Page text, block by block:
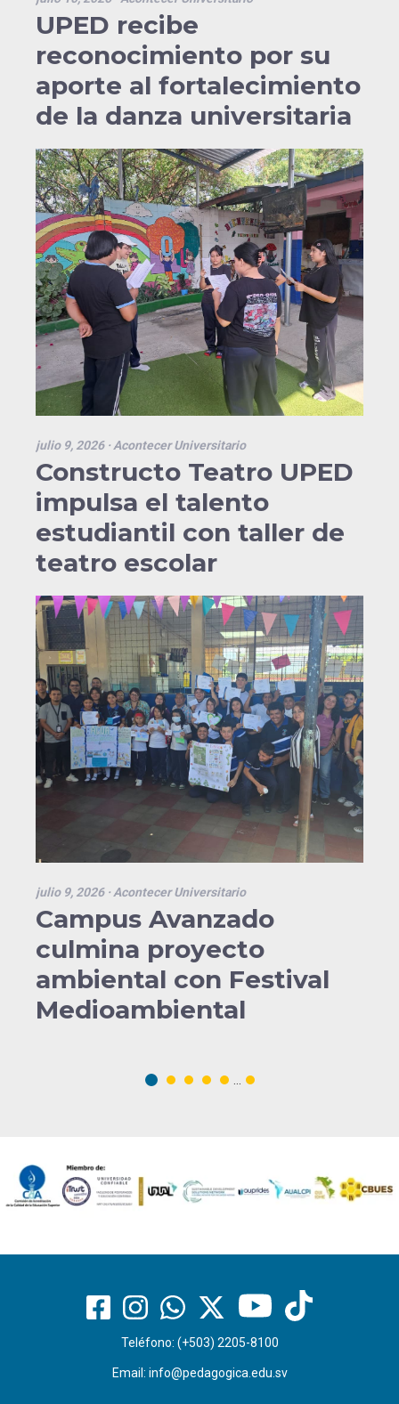
UPED recibe
reconocimiento por su
aporte al fortalecimiento
de la danza universitaria
julio 9, 2026· Acontecer Universitario
Constructo Teatro UPED
impulsa el talento
estudiantil con taller de
teatro escolar
julio 9, 2026· Acontecer Universitario
Campus Avanzado
culmina proyecto
ambiental con Festival
Medioambiental
...
Teléfono: (+503) 2205-8100
Email: info@pedagogica.edu.sv